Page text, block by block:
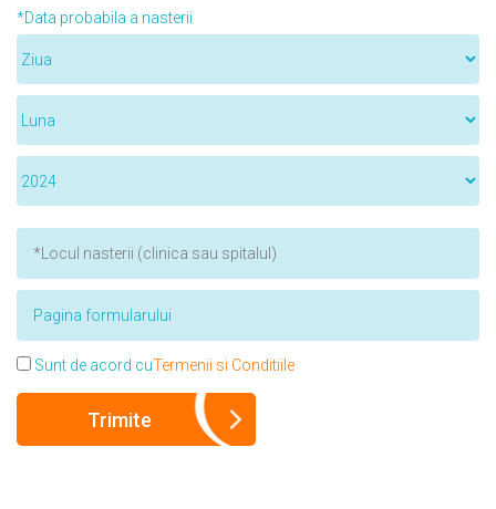
*Data probabila a nasterii
Sunt de acord cuTermenii si Conditiile